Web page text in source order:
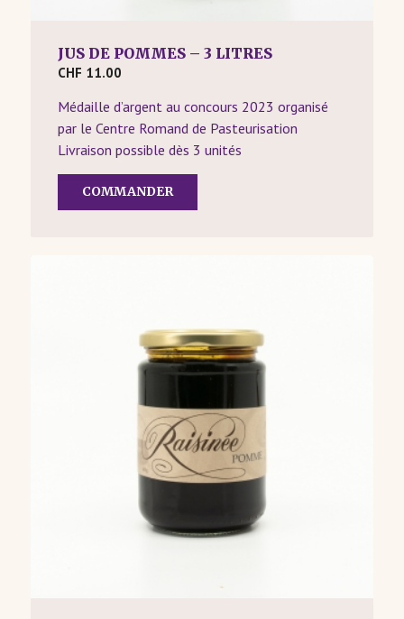
JUS DE POMMES – 3 LITRES
CHF 11.00
Médaille d’argent au concours 2023 organisé
par le Centre Romand de Pasteurisation
Livraison possible dès 3 unités
COMMANDER